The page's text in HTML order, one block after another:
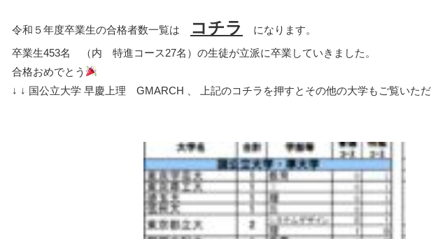
令和５年度卒業生の合格者数一覧は コチラ
になります。
卒業生453名 （内 特進コース27名）の生徒が立派に卒業していきました。
合格おめでとう
↓ ↓ 国公立大学 早慶上理 GMARCH 、 上記のコチラを押すとその他の大学もご覧いただ